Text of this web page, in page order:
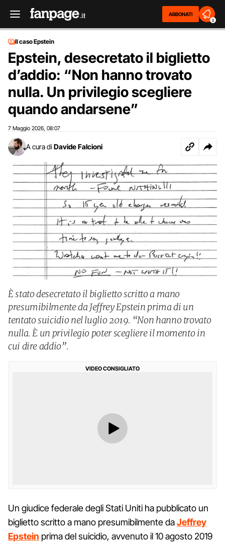
ABBONATI
2
Il caso Epstein
Epstein, desecretato il biglietto
d’addio: “Non hanno trovato
nulla. Un privilegio scegliere
quando andarsene”
7 Maggio 2026 08:07
A cura di Davide Falcioni
È stato desecretato il biglietto scritto a mano
presumibilmente da Jeffrey Epstein prima di un
tentato suicidio nel luglio 2019. “Non hanno trovato
nulla. È un privilegio poter scegliere il momento in
cui dire addio”.
VIDEO CONSIGLIATO
Un giudice federale degli Stati Uniti ha pubblicato un
biglietto scritto a mano presumibilmente daJeffrey
Epstein prima del suicidio, avvenuto il 10 agosto 2019